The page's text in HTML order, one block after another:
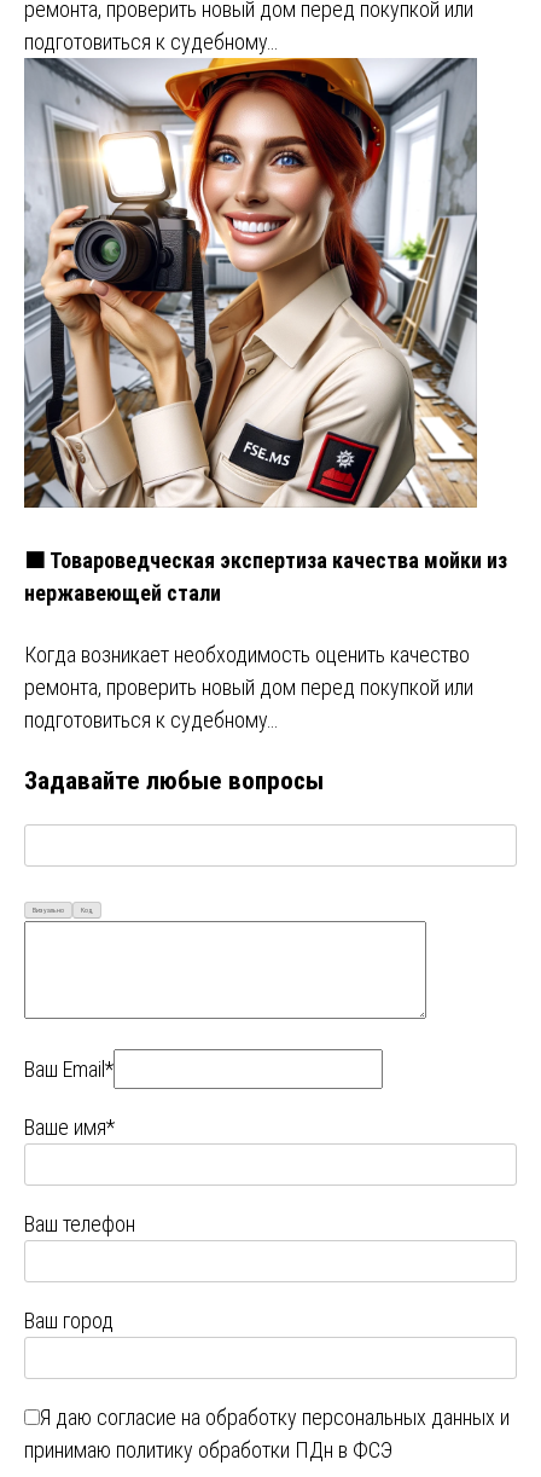
ремонта, проверить новый дом перед покупкой или
подготовиться к судебному…
🟧 Товароведческая экспертиза качества мойки из
нержавеющей стали
Когда возникает необходимость оценить качество
ремонта, проверить новый дом перед покупкой или
подготовиться к судебному…
Задавайте любые вопросы
Визуально Код
Ваш Email*
Ваше имя*
Ваш телефон
Ваш город
Я даю согласие на обработку персональных данных и
принимаю политику обработки ПДн в ФСЭ